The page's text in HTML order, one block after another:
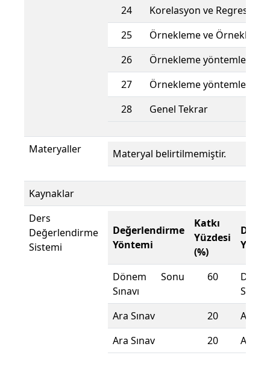
24
Korelasyon ve Regresyon
25
Örnekleme ve Örneklem
26
Örnekleme yöntemleri
27
Örnekleme yöntemleri
28
Genel Tekrar
Materyaller Materyal belirtilmemiştir.
Kaynaklar
Ders
Değerlendirme
Sistemi
Değerlendirme
Yöntemi
Katkı
Yüzdesi
(%)
Dönem Sonu
Sınavı
60
Sınavı
Ara Sınav
20
Ara
Ara Sınav
20 Ara